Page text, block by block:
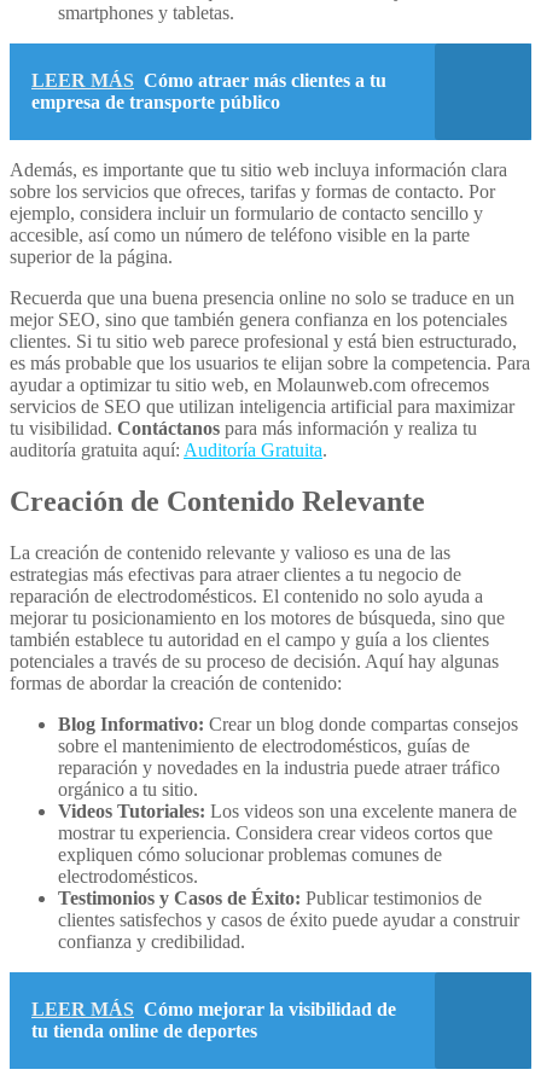
smartphones y tabletas.
LEER MÁS Cómo atraer más clientes a tu
empresa de transporte público
Además, es importante que tu sitio web incluya información clara
sobre los servicios que ofreces, tarifas y formas de contacto. Por
ejemplo, considera incluir un formulario de contacto sencillo y
accesible, así como un número de teléfono visible en la parte
superior de la página.
Recuerda que una buena presencia online no solo se traduce en un
mejor SEO, sino que también genera confianza en los potenciales
clientes. Si tu sitio web parece profesional y está bien estructurado,
es más probable que los usuarios te elijan sobre la competencia. Para
ayudar a optimizar tu sitio web, en Molaunweb.com ofrecemos
servicios de SEO que utilizan inteligencia artificial para maximizar
tu visibilidad. Contáctanos para más información y realiza tu
auditoría gratuita aquí: Auditoría Gratuita.
Creación de Contenido Relevante
La creación de contenido relevante y valioso es una de las
estrategias más efectivas para atraer clientes a tu negocio de
reparación de electrodomésticos. El contenido no solo ayuda a
mejorar tu posicionamiento en los motores de búsqueda, sino que
también establece tu autoridad en el campo y guía a los clientes
potenciales a través de su proceso de decisión. Aquí hay algunas
formas de abordar la creación de contenido:
Blog Informativo: Crear un blog donde compartas consejos
sobre el mantenimiento de electrodomésticos, guías de
reparación y novedades en la industria puede atraer tráfico
orgánico a tu sitio.
Videos Tutoriales: Los videos son una excelente manera de
mostrar tu experiencia. Considera crear videos cortos que
expliquen cómo solucionar problemas comunes de
electrodomésticos.
Testimonios y Casos de Éxito: Publicar testimonios de
clientes satisfechos y casos de éxito puede ayudar a construir
confianza y credibilidad.
LEER MÁS Cómo mejorar la visibilidad de
tu tienda online de deportes